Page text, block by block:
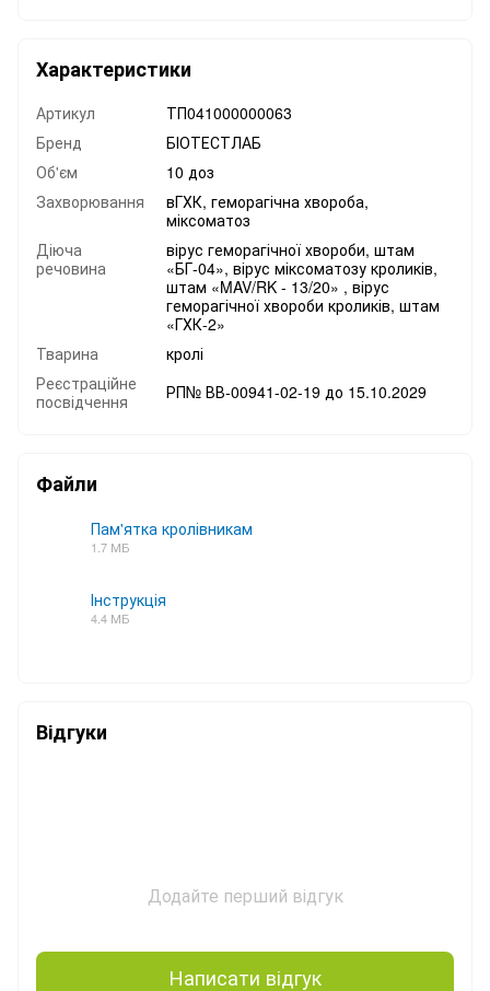
Характеристики
Артикул
ТП041000000063
Бренд
БІОТЕСТЛАБ
Об'єм
10 доз
Захворювання
вГХК, геморагічна хвороба,
міксоматоз
Діюча
речовина
вірус геморагічної хвороби, штам
«БГ-04», вірус міксоматозу кроликів,
штам «MAV/RK - 13/20» , вірус
геморагічної хвороби кроликів, штам
«ГХК-2»
Тварина
кролі
Реєстраційне
посвідчення
РП№ ВВ-00941-02-19 до 15.10.2029
Файли
Пам'ятка кролівникам
1.7 МБ
Інструкція
4.4 МБ
Відгуки
Додайте перший відгук
Написати відгук